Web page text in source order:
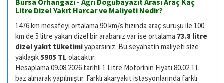
Litre Dizel Yakıt Harcar ve Maliyeti Nedir?
1476 km mesafeyi ortalama 90 km/s hızında araç sürüşü ile 100
km de 5 litre yakan dizel bir arabanız var ise ortalama 73.8 litre
dizel yakıt tüketimiyaparsınız. Bu seyahatin maliyeti size
yaklaşık5905 TL olacaktır.
Hesaplama 09.08.2026 tarihli 1 Litre Motorinin Fiyatı 80.02 TL
baz alınarak yapılmıştır. Farklı akaryakıt istasyonlarında farklı